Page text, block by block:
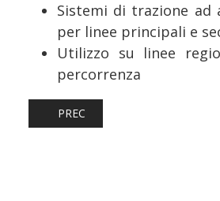
Sistemi di trazione ad
per linee principali e
Utilizzo su linee
percorrenza
ARTICOLO PRECEDENTE:
PREC